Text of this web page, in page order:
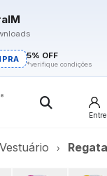
5% OFF
*verifique condições
Entre